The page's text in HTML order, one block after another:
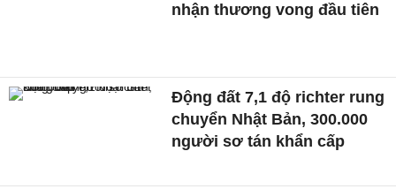
nhận thương vong đầu tiên
Động đất 7,1 độ richter rung
chuyển Nhật Bản, 300.000
người sơ tán khẩn cấp